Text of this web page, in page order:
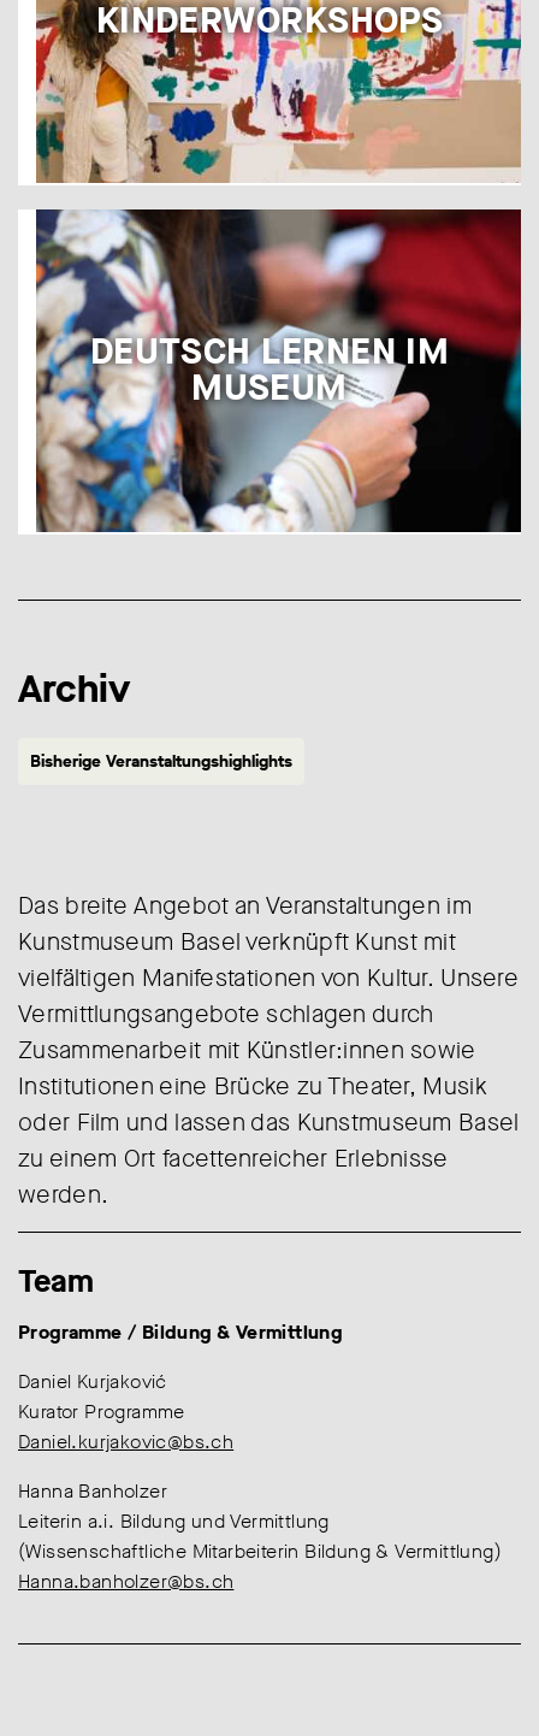
KINDERWORKSHOPS
DEUTSCH LERNEN IM
MUSEUM
Archiv
Bisherige Veranstaltungshighlights
Das breite Angebot an Veranstaltungen im
Kunstmuseum Basel verknüpft Kunst mit
vielfältigen Manifestationen von Kultur. Unsere
Vermittlungsangebote schlagen durch
Zusammenarbeit mit Künstler:innen sowie
Institutionen eine Brücke zu Theater, Musik
oder Film und lassen das Kunstmuseum Basel
zu einem Ort facettenreicher Erlebnisse
werden.
Team
Programme / Bildung & Vermittlung
Daniel Kurjaković
Kurator Programme
Daniel.kurjakovic@bs.ch
Hanna Banholzer
Leiterin a.i. Bildung und Vermittlung
(Wissenschaftliche Mitarbeiterin Bildung & Vermittlung)
Hanna.banholzer@bs.ch